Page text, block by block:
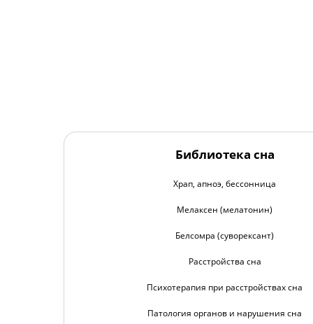
Библиотека сна
Храп, апноэ, бессонница
Мелаксен (мелатонин)
Белсомра (суворексант)
Расстройства сна
Психотерапия при расстройствах сна
Патология органов и нарушения сна